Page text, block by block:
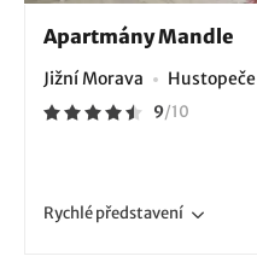
Apartmány Mandle
Jižní Morava Hustopeče
9/10
Rychlépředstavení